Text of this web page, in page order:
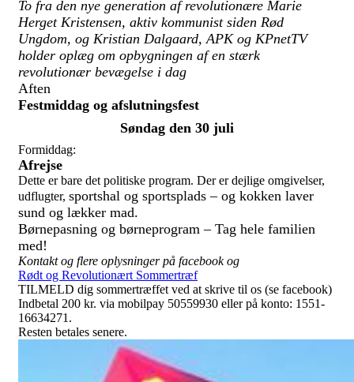
To fra den nye generation af revolutionære Marie
Herget Kristensen, aktiv kommunist siden Rød
Ungdom, og Kristian Dalgaard, APK og KPnetTV
holder oplæg om opbygningen af en stærk
revolutionær bevægelse i dag
Aften
Festmiddag og afslutningsfest
Søndag den 30 juli
Formiddag:
Afrejse
Dette er bare det politiske program. Der er dejlige omgivelser,
udflugter, sportshal og sportsplads – og kokken laver
sund og lækker mad.
Børnepasning og børneprogram – Tag hele familien
med!
Kontakt og flere oplysninger på facebook og
Rødt og Revolutionært Sommertræf
TILMELD dig sommertræffet ved at skrive til os (se facebook)
Indbetal 200 kr. via mobilpay 50559930 eller på konto: 1551-
16634271.
Resten betales senere.